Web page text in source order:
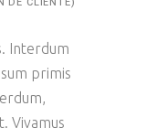
Interdum
primis
Vivamus